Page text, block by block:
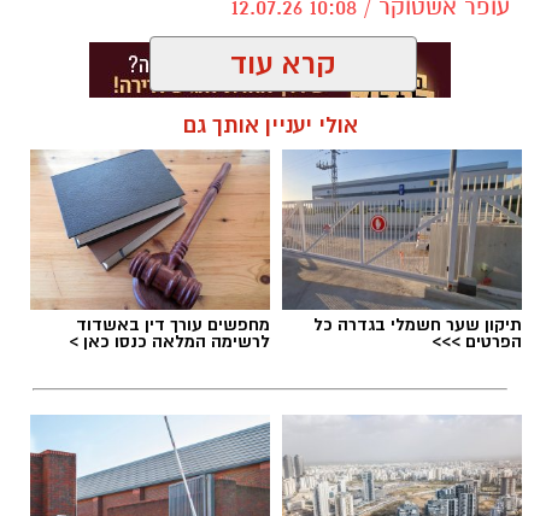
עופר אשטוקר / 10:08 12.07.26
תגים:אירועי קיץ בגדרה
קרא עוד
אולי יעניין אותך גם
תיקון שער חשמלי בגדרה כל
הפרטים >>>
מחפשים עורך דין באשדוד
לרשימה המלאה כנסו כאן >